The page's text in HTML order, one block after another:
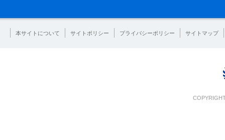
本サイトについて サイトポリシー プライバシーポリシー サイトマップ